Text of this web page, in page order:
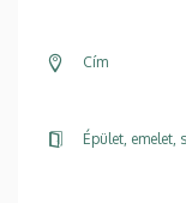
Cím
Épület, emelet,